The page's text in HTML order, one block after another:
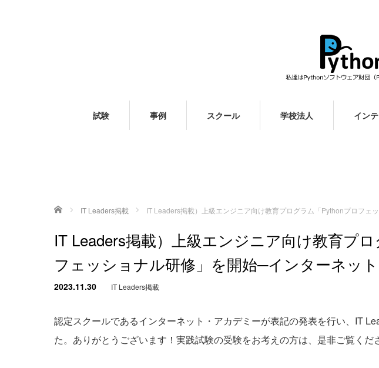
試験 事例 スクール 学校法人 イン
ホーム IT Leaders掲載 IT Leaders掲載）上級エンジニア向け教育プログラム「Pythonプロフェ
IT Leaders掲載）上級エンジニア向け教育プ
フェッショナル研修」を開始─インターネッ
2023.11.30 IT Leaders掲載
認定スクールであるインターネット・アカデミーが表記の発表を行い、IT
た。ありがとうございます！実践試験の受験をお考えの方は、是非ご覧くだ